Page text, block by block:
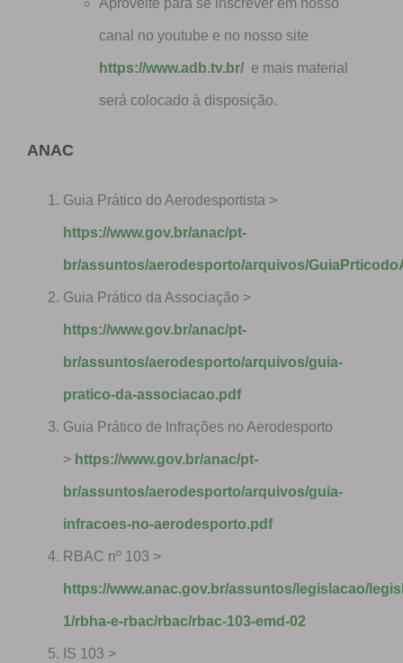
Aproveite para se inscrever em nosso
canal no youtube e no nosso site
https://www.adb.tv.br/e mais material
será colocado à disposição.
ANAC
Guia Prático do Aerodesportista >
https://www.gov.br/anac/pt-
br/assuntos/aerodesporto/arquivos/
Guia Prático da Associação >
https://www.gov.br/anac/pt-
br/assuntos/aerodesporto/arquivos/guia-
pratico-da-associacao.pdf
Guia Prático de Infrações no Aerodesporto
> https://www.gov.br/anac/pt-
br/assuntos/aerodesporto/arquivos/guia-
infracoes-no-aerodesporto.pdf
RBAC nº 103 >
https://www.anac.gov.br/assuntos/legislacao/
1/rbha-e-rbac/rbac/rbac-103-emd-02
IS 103 >